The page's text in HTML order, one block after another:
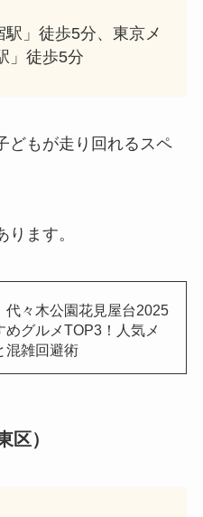
駅」徒歩5分、東京メ
」徒歩5分
どもが走り回れるスペ
ます。
代々木公園花見屋台2025
めグルメTOP3！人気メ
混雑回避術
区）